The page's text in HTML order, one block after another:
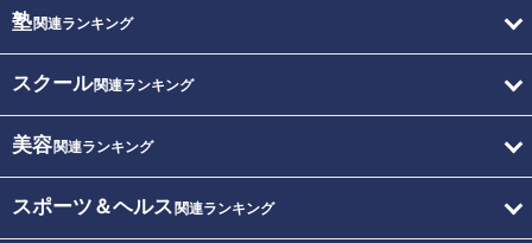
塾関連ランキング
スクール関連ランキング
美容関連ランキング
スポーツ＆ヘルス 関連ランキング